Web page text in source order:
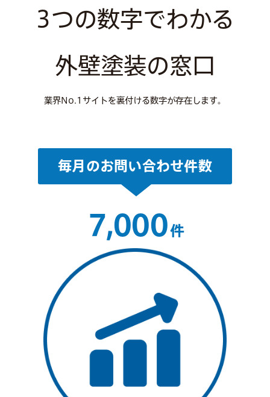
3つの数字でわかる
外壁塗装の窓口
業界No.1サイトを裏付ける数字が存在します。
毎月のお問い合わせ件数
7,000件